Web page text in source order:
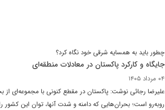
چطور باید به همسایه شرقی خود نگاه کرد؟
جایگاه و کارکرد پاکستان در معادلات منطقه‌ای
۰۴ مرداد ۱۴۰۵
علیرضا رجائی نوشت: پاکستان در مقطع کنونی با مجموعه‌ای
روبه‌رو است؛ بحران‌هایی که دامنه و شدت آنها، توان این